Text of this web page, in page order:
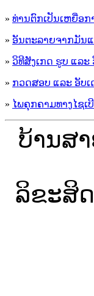
» ທ່ານຕົກເປັນເຫຍື່ອ
» ອັນຕະລາຍຈາກມັນແ
» ວິທີສັງເກດ ຮູບ ແລະ
» ກວດສອບ ແລະ ອັບ
» ໄພຄຸກຄາມທາງໄຊ
ບ້ານສ
ລິຂະສິ